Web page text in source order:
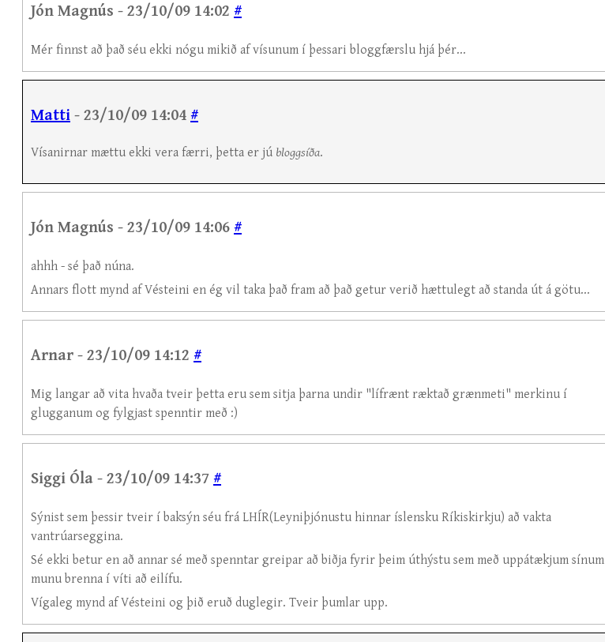
Jón Magnús - 23/10/09 14:02 #
Mér finnst að það séu ekki nógu mikið af vísunum í þessari bloggfærslu hjá þér...
Matti - 23/10/09 14:04 #
Vísanirnar mættu ekki vera færri, þetta er jú bloggsíða.
Jón Magnús - 23/10/09 14:06 #
ahhh - sé það núna.
Annars flott mynd af Vésteini en ég vil taka það fram að það getur verið hættulegt að standa út á götu...
Arnar - 23/10/09 14:12 #
Mig langar að vita hvaða tveir þetta eru sem sitja þarna undir "lífrænt ræktað grænmeti" merkinu í
glugganum og fylgjast spenntir með :)
Siggi Óla - 23/10/09 14:37 #
Sýnist sem þessir tveir í baksýn séu frá LHÍR(Leyniþjónustu hinnar íslensku Ríkiskirkju) að vakta
vantrúarseggina.
Sé ekki betur en að annar sé með spenntar greipar að biðja fyrir þeim úthýstu sem með uppátækjum sínum
munu brenna í víti að eilífu.
Vígaleg mynd af Vésteini og þið eruð duglegir. Tveir þumlar upp.